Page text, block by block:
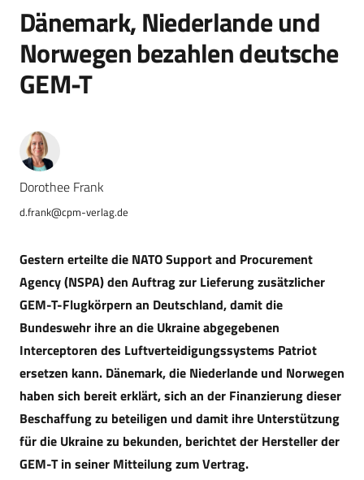
Dänemark, Niederlande und
Norwegen bezahlen deutsche
GEM-T
Dorothee Frank
d.frank@cpm-verlag.de
Gestern erteilte die NATO Support and Procurement
Agency (NSPA) den Auftrag zur Lieferung zusätzlicher
GEM-T-Flugkörpern an Deutschland, damit die
Bundeswehr ihre an die Ukraine abgegebenen
Interceptoren des Luftverteidigungssystems Patriot
ersetzen kann. Dänemark, die Niederlande und Norwegen
haben sich bereit erklärt, sich an der Finanzierung dieser
Beschaffung zu beteiligen und damit ihre Unterstützung
für die Ukraine zu bekunden, berichtet der Hersteller der
GEM-T in seiner Mitteilung zum Vertrag.